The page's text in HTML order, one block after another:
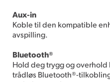
Aux-in
Koble til den kompatible
avspilling.
Bluetooth®
Hold deg trygg og
trådløs Bluetooth®-